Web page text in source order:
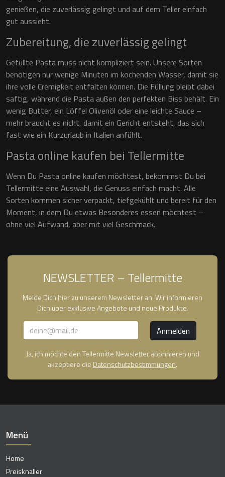
genießen, die zuverlässig gelingt und auf dem Teller einfach
gut aussieht.
Zubereitung, die zuverlässig gelingt
Gefüllte Pasta muss nicht kompliziert sein. Unsere Sorten
benötigen nur wenige Minuten im kochenden Wasser, damit sie
ihre volle Cremigkeit entfalten können. Die Füllung bleibt dabei
saftig, während die Pasta außen den perfekten Biss behält. Ein
wenig Butter, ein Löffel Olivenöl oder eine leichte Sauce –
mehr braucht es nicht, damit ein Gericht entsteht, das sich
fast wie ein Kurzurlaub in Italien anfühlt.
Pasta online kaufen bei Tellermitte
Wenn Du Pasta online kaufen möchtest, bekommst Du bei
Tellermitte eine Auswahl, die Genuss einfach macht. Alle
Sorten kommen sicher verpackt, tiefgekühlt und bereit für den
Moment, in dem Du etwas Besonderes essen möchtest –
ohne viel Aufwand, aber mit viel Geschmack.
NEWSLETTER – Tellermitte
Melde Dich hier zu unserem Newsletter an. Wir informieren
Dich über exklusive Angebote und neue Produkte.
Ja, ich möchte den Tellermitte Newsletter abonnieren und
akzeptiere die Datenschutzbestimmungen.
Menü
Home
Preisknaller